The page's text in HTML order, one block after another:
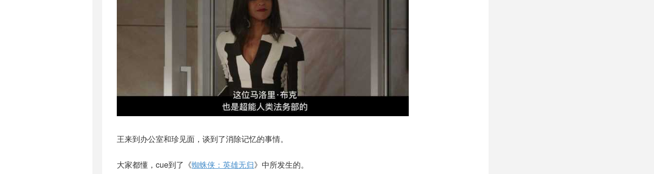
王来到办公室和珍见面，谈到了消除记忆的事情。
大家都懂，cue到了《蜘蛛侠：英雄无归》中所发生的。